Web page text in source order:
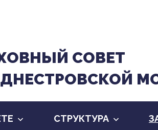
CОВЕТ
CТРУКТУРА